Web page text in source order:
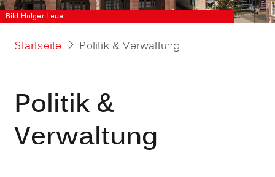
Bild Holger Leue
Startseite Politik & Verwaltung
Politik &
Verwaltung